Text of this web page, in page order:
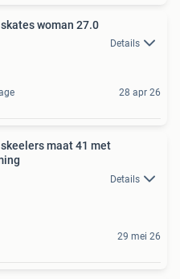
woman 27.0
Details
28 apr 26
maat 41 met
Details
29 mei 26